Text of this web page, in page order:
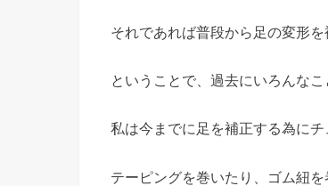
それであれば普段から足の変形を
ということで、過去にいろんなこ
私は今までに足を補正する為にチ
テーピングを巻いたり、ゴム紐を